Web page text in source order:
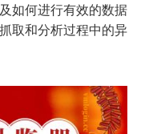
如何进行有效的数据
取和分析过程中的异